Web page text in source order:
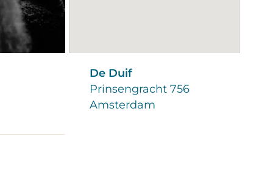
De Duif
Prinsengracht 756
Amsterdam